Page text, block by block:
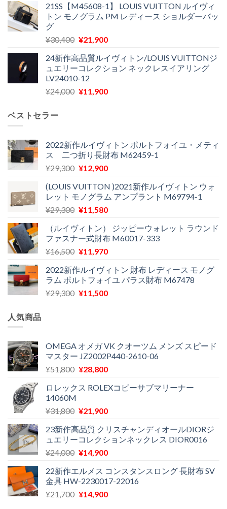
で
し
¥18,300
で
価
格
¥27,200
し
た。
の
価
は
で
す。
21SS【M45608-1】 LOUIS VUITTON ルイヴィ
トン モノグラム PM レディース ショルダーバッ
グ
¥30,400 元
価
格
は
¥30,400
¥21,900現
の
価
は
24新作高品質ルイヴィトン/LOUIS VUITTONジ
ュエリーコレクション ネックレスイアリング
LV24010-12
¥24,000 元
¥24,000
で
し
¥11,900現
は
¥11,900
で
ベストセラー
2022新作ルイヴィトン ポルトフォイユ・メティ
ス 二つ折り長財布 M62459-1
¥29,300 元
価
格
は
で
し
た。
¥12,900現
の
価
格
¥12,900
で
す。
(LOUIS VUITTON )2021新作ルイヴィトン ウォ
レット モノグラム アンプラント M69794-1
¥29,300 元
価
格
は
で
し
た。
¥11,580現
の
価
格
¥11,580
で
す。
（ルイヴィトン） ジッピーウォレット ラウンド
ファスナー式財布 M60017-333
¥16,500 元
価
格
は
¥11,970現
の
価
格
2022新作ルイヴィトン 財布 レディース モノグ
ラム ポルトフォイユ パラス財布 M67478
¥29,300 元
¥29,300
で
し
¥11,500現
は
¥11,500
で
人気商品
OMEGA オメガ VK クオーツム メンズ スピード
マスター JZ2002P440-2610-06
¥51,800 元
価
は
で
し
た。
¥28,800現
の
格
¥28,800
で
す。
ロレックス ROLEXコピーサブマリーナー
14060M
¥31,800 元
価
格
は
で
し
た。
¥21,900現
の
価
格
¥21,900
で
す。
23新作高品質 クリスチャンディオールDIORジ
ュエリーコレクションネックレス DIOR0016
¥24,000 元
価
格
は
¥14,900現
の
価
格
22新作エルメス コンスタンスロング 長財布 SV
金具 HW-2230017-22016
¥21,700 元
¥14,900現